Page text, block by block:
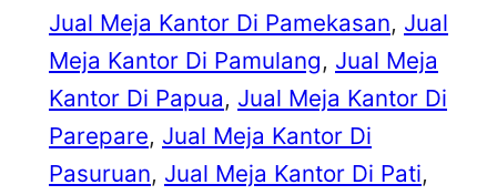
Jual Meja Kantor Di Pamekasan, Jual
Meja Kantor Di Pamulang, Jual Meja
Kantor Di Papua, Jual Meja Kantor Di
Parepare, Jual Meja Kantor Di
Pasuruan, Jual Meja Kantor Di Pati